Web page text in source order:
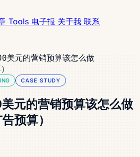
Tools 电子报 关于我 联系
美元的营销预算该怎么做
CASE STUDY
元的营销预算该怎么做
预算）